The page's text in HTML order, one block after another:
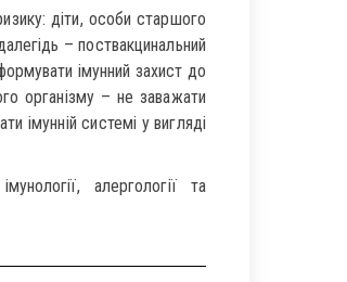
діти, особи старшого
– поствакцинальний
імунний захист до
організму – не заважати
імунній системі у вигляді
алергології та